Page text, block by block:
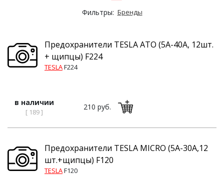
Фильтры: Бренды
Предохранители TESLA ATO (5А-40А, 12шт.
+ щипцы) F224
TESLAF224
в наличии
[ 189 ]
210 руб.
Предохранители TESLA MICRO (5А-30А,12
шт.+щипцы) F120
TESLAF120